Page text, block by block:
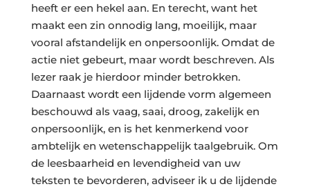
heeft er een hekel aan. En terecht, want het
maakt een zin onnodig lang, moeilijk, maar
vooral afstandelijk en onpersoonlijk. Omdat de
actie niet gebeurt, maar wordt beschreven. Als
lezer raak je hierdoor minder betrokken.
Daarnaast wordt een lijdende vorm algemeen
beschouwd als vaag, saai, droog, zakelijk en
onpersoonlijk, en is het kenmerkend voor
ambtelijk en wetenschappelijk taalgebruik. Om
de leesbaarheid en levendigheid van uw
teksten te bevorderen, adviseer ik u de lijdende